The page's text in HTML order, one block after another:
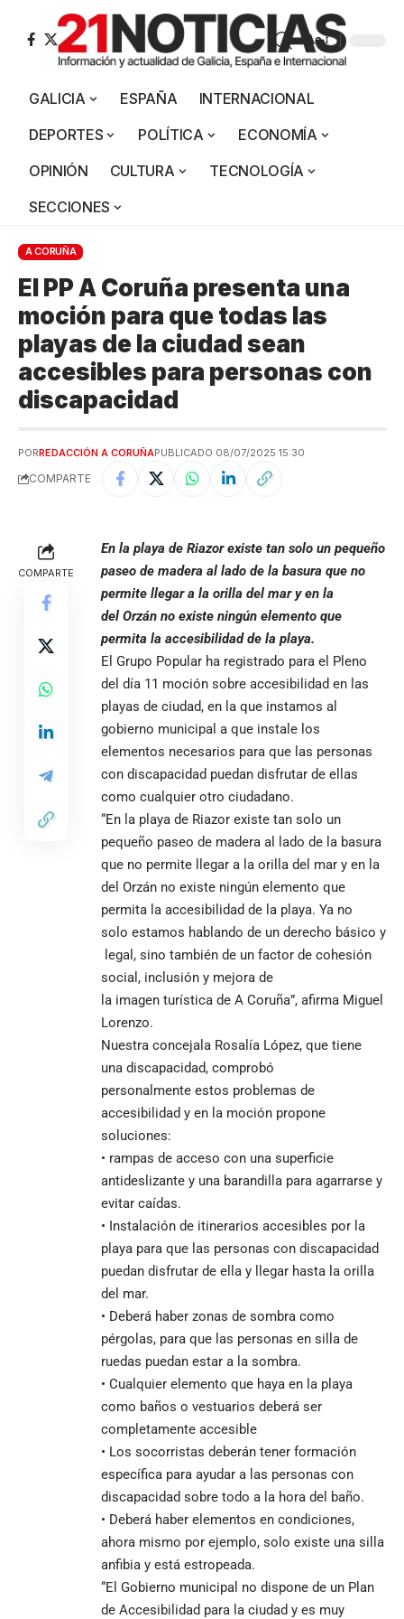
Aa
GALICIA ESPAÑA
INTERNACIONAL
DEPORTES
POLÍTICA
ECONOMÍA
OPINIÓN
CULTURA
TECNOLOGÍA
SECCIONES
A CORUÑA
El PP A Coruña presenta una
moción para que todas las
playas de la ciudad sean
accesibles para personas con
discapacidad
PORREDACCIÓN A CORUÑAPUBLICADO 08/07/2025 15:30
COMPARTE
COMPARTE
En la playa de Riazor existe tan solo un pequeño
paseo de madera al lado de la basura que no
permite llegar a la orilla del mar y en la
del Orzán no existe ningún elemento que
permita la accesibilidad de la playa.
El Grupo Popular ha registrado para el Pleno
del día 11 moción sobre accesibilidad en las
playas de ciudad, en la que instamos al
gobierno municipal a que instale los
elementos necesarios para que las personas
con discapacidad puedan disfrutar de ellas
como cualquier otro ciudadano.
“En la playa de Riazor existe tan solo un
pequeño paseo de madera al lado de la basura
que no permite llegar a la orilla del mar y en la
del Orzán no existe ningún elemento que
permita la accesibilidad de la playa. Ya no
solo estamos hablando de un derecho básico y
legal, sino también de un factor de cohesión
social, inclusión y mejora de
la imagen turística de A Coruña”, afirma Miguel
Lorenzo.
Nuestra concejala Rosalía López, que tiene
una discapacidad, comprobó
personalmente estos problemas de
accesibilidad y en la moción propone
soluciones:
• rampas de acceso con una superficie
antideslizante y una barandilla para agarrarse y
evitar caídas.
• Instalación de itinerarios accesibles por la
playa para que las personas con discapacidad
puedan disfrutar de ella y llegar hasta la orilla
del mar.
• Deberá haber zonas de sombra como
pérgolas, para que las personas en silla de
ruedas puedan estar a la sombra.
• Cualquier elemento que haya en la playa
como baños o vestuarios deberá ser
completamente accesible
• Los socorristas deberán tener formación
específica para ayudar a las personas con
discapacidad sobre todo a la hora del baño.
• Deberá haber elementos en condiciones,
ahora mismo por ejemplo, solo existe una silla
anfibia y está estropeada.
“El Gobierno municipal no dispone de un Plan
de Accesibilidad para la ciudad y es muy